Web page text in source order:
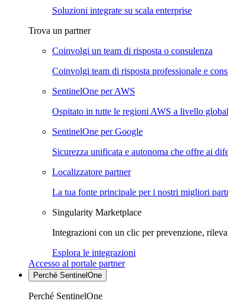
Soluzioni integrate su scala enterprise
Trova un partner
Coinvolgi un team di risposta o consulenza
Coinvolgi team di risposta professionale e
SentinelOne per AWS
Ospitato in tutte le regioni AWS a livello
SentinelOne per Google
Sicurezza unificata e autonoma che offre ai
Localizzatore partner
La tua fonte principale per i nostri migliori
Singularity Marketplace
Integrazioni con un clic per prevenzione,
Esplora le integrazioni
Accesso al portale partner
Perché SentinelOne
Perché SentinelOne